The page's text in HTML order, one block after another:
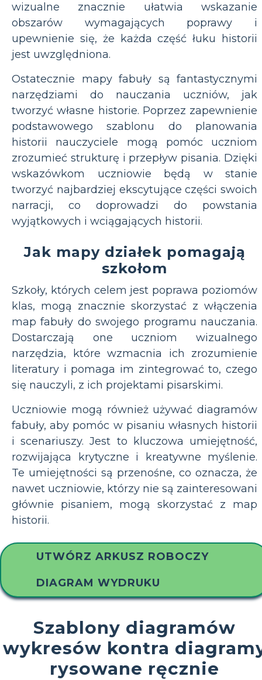
wizualne znacznie ułatwia wskazanie
obszarów wymagających poprawy i
upewnienie się, że każda część łuku historii
jest uwzględniona.
Ostatecznie mapy fabuły są fantastycznymi
narzędziami do nauczania uczniów, jak
tworzyć własne historie. Poprzez zapewnienie
podstawowego szablonu do planowania
historii nauczyciele mogą pomóc uczniom
zrozumieć strukturę i przepływ pisania. Dzięki
wskazówkom uczniowie będą w stanie
tworzyć najbardziej ekscytujące części swoich
narracji, co doprowadzi do powstania
wyjątkowych i wciągających historii.
Jak mapy działek pomagają
szkołom
Szkoły, których celem jest poprawa poziomów
klas, mogą znacznie skorzystać z włączenia
map fabuły do swojego programu nauczania.
Dostarczają one uczniom wizualnego
narzędzia, które wzmacnia ich zrozumienie
literatury i pomaga im zintegrować to, czego
się nauczyli, z ich projektami pisarskimi.
Uczniowie mogą również używać diagramów
fabuły, aby pomóc w pisaniu własnych historii
i scenariuszy. Jest to kluczowa umiejętność,
rozwijająca krytyczne i kreatywne myślenie.
Te umiejętności są przenośne, co oznacza, że
nawet uczniowie, którzy nie są zainteresowani
głównie pisaniem, mogą skorzystać z map
historii.
UTWÓRZ ARKUSZ ROBOCZY
DIAGRAM WYDRUKU
Szablony diagramów
wykresów kontra
rysowane ręcznie